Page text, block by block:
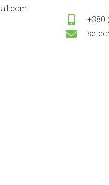
+380